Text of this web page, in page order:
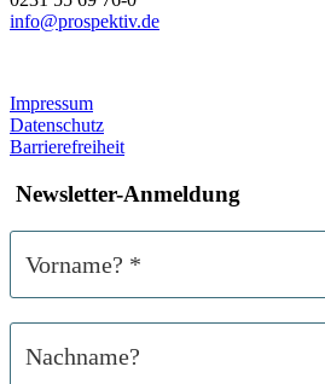
info@prospektiv.de
Impressum
Datenschutz
Barrierefreiheit
Newsletter-Anmeldung